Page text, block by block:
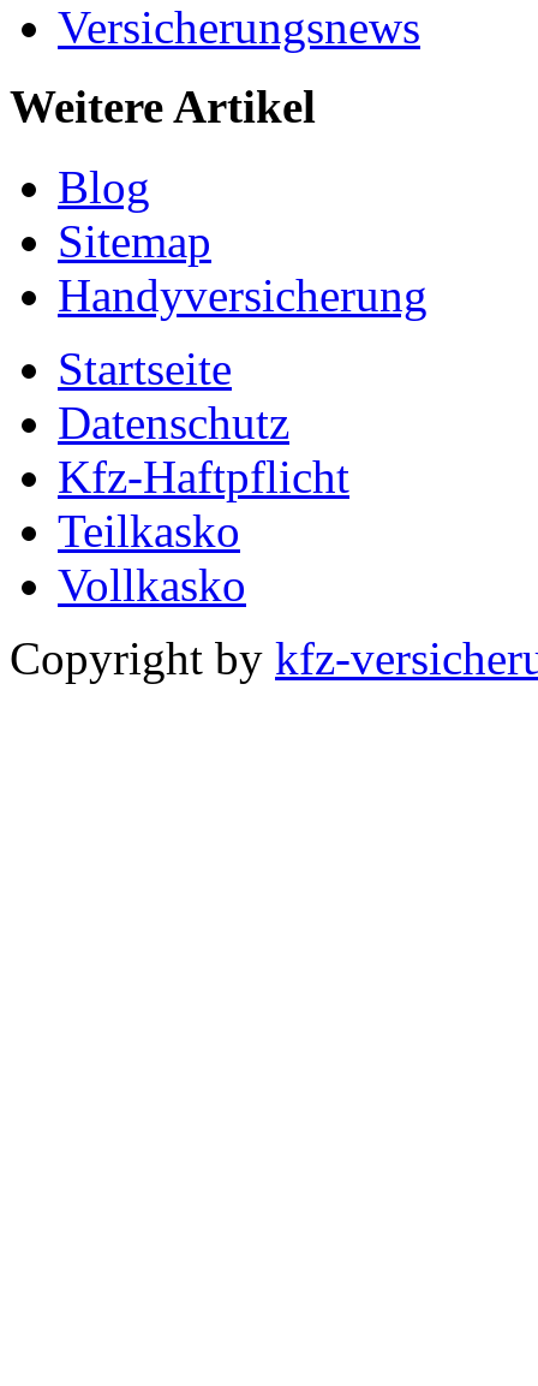
Versicherungsnews
Weitere Artikel
Blog
Sitemap
Handyversicherung
Startseite
Datenschutz
Kfz-Haftpflicht
Teilkasko
Vollkasko
Copyright by kfz-